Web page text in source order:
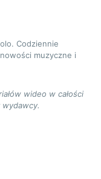
Codziennie
muzyczne i
wideo w całości